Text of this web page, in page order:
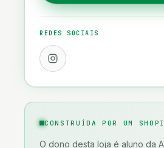
Tecnologia & Gadgets
REDES SOCIAIS
CONSTRUÍDA POR UM
O dono desta loja é aluno da